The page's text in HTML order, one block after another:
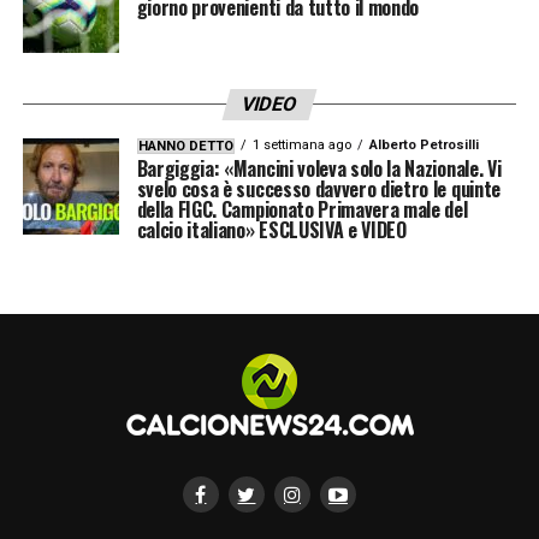
domani: guida alla Diretta TV
LA PLAYLIST DELLE NOSTRE TOP NEWS
giorno provenienti da tutto il mondo
VIDEO
HANNO DETTO 1 settimana ago Alberto Petrosilli
Bargiggia: «Mancini voleva solo la Nazionale. Vi
svelo cosa è successo davvero dietro le quinte
della FIGC. Campionato Primavera male del
calcio italiano» ESCLUSIVA e VIDEO